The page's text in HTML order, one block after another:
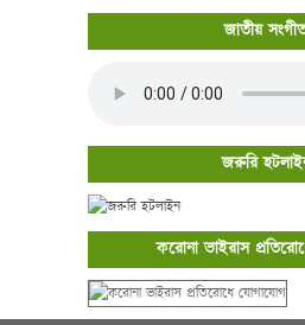
জাতীয়
জরুরি
করোনা ভাইরাস